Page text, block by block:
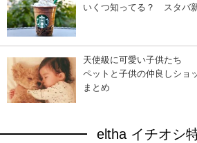
いくつ知ってる？ スタバ
天使級に可愛い子供たち
ペットと子供の仲良しショ
まとめ
eltha イチオシ